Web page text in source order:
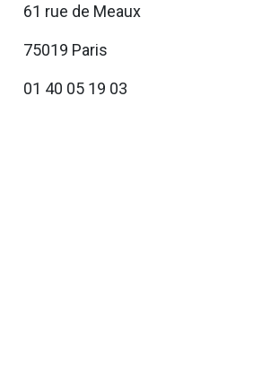
61 rue de Meaux
75019 Paris
01 40 05 19 03